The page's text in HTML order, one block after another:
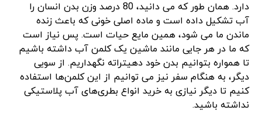
دارد. همان طور که می دانید، 80 درصد وزن بدن انسان را
آب تشکیل داده است و ماده اصلی خونی که باعث زنده
ماندن ما می شود، همین مایع حیات است. پس نیاز است
که ما در هر جایی مانند ماشین یک کلمن آب داشته باشیم
تا همواره بتوانیم بدن خود دهیتراته نگهداریم. از سویی
دیگر، به هنگام سفر نیز می توانیم از این کلمن‌ها استفاده
کنیم تا دیگر نیازی به خرید انواع بطری‌های آب پلاستیکی
نداشته باشید.